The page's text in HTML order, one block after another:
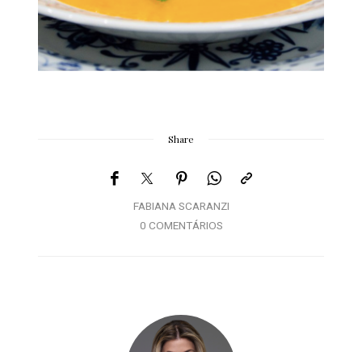
Share
FABIANA SCARANZI
0 COMENTÁRIOS